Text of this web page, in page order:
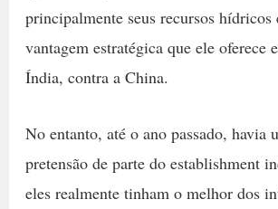
principalmente seus recursos hídricos
vantagem estratégica que ele oferece
Índia, contra a China.
No entanto, até o ano passado, havia
pretensão de parte do establishment
eles realmente tinham o melhor dos